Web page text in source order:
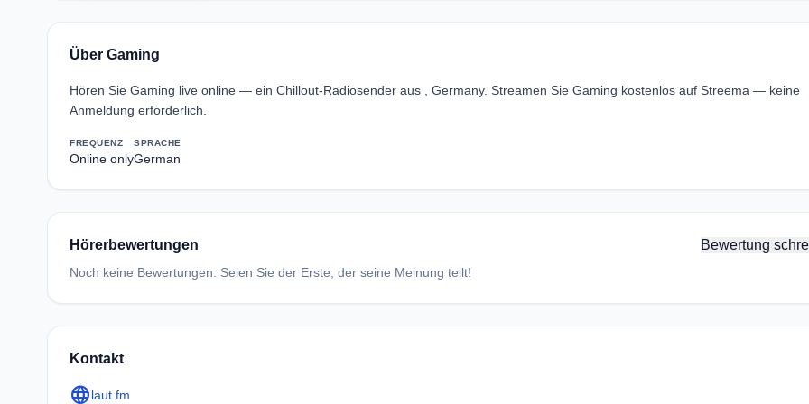
Über Gaming
Hören Sie Gaming live online — ein Chillout-Radiosender aus , Germany. Streamen Sie Gaming kostenlos auf Streema — keine
Anmeldung erforderlich.
FREQUENZ
Online only
SPRACHE
German
Hörerbewertungen Bewertung
Noch keine Bewertungen. Seien Sie der Erste, der seine Meinung teilt!
Kontakt
languagelaut.fm